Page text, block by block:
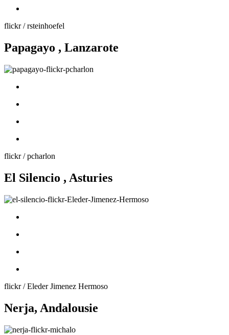
flickr / rsteinhoefel
Papagayo , Lanzarote
flickr / pcharlon
El Silencio , Asturies
flickr / Eleder Jimenez Hermoso
Nerja, Andalousie